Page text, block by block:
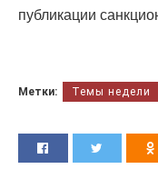
публикации
Метки: Темы недели